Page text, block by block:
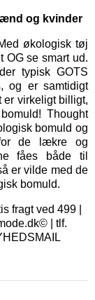
og kvinder
økologisk tøj
OG se smart ud.
typisk GOTS
og er samtidigt
er virkeligt billigt,
Thought
bomuld og
de lækre og
fåes både til
er vilde med de
bomuld.
fragt ved 499 |
| tlf.